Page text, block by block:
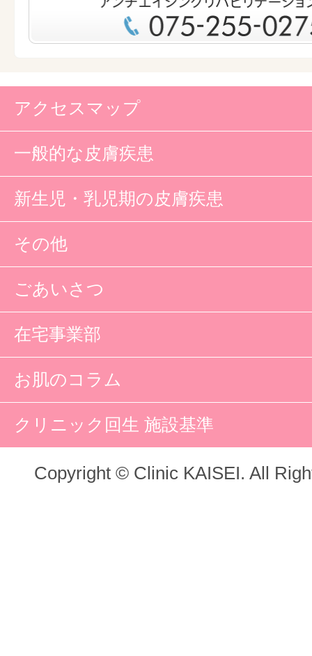
アクセスマップ
一般的な皮膚疾患
新生児・乳児期の皮膚疾患
その他
ごあいさつ
在宅事業部
お肌のコラム
クリニック回生 施設基準
Copyright © Clinic KAISEI. All